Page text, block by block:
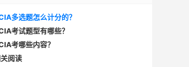
多选题怎么计分的？
考试题型有哪些？
考哪些内容？
阅读